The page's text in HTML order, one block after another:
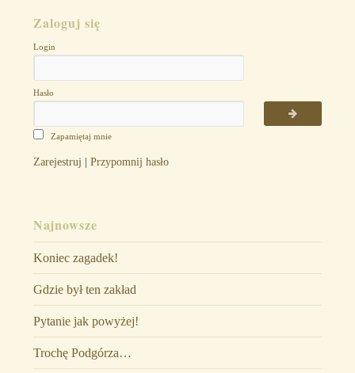
Zaloguj się
Login
Hasło
Zapamiętaj mnie
Zarejestruj | Przypomnij hasło
Najnowsze
Koniec zagadek!
Gdzie był ten zakład
Pytanie jak powyżej!
Trochę Podgórza…